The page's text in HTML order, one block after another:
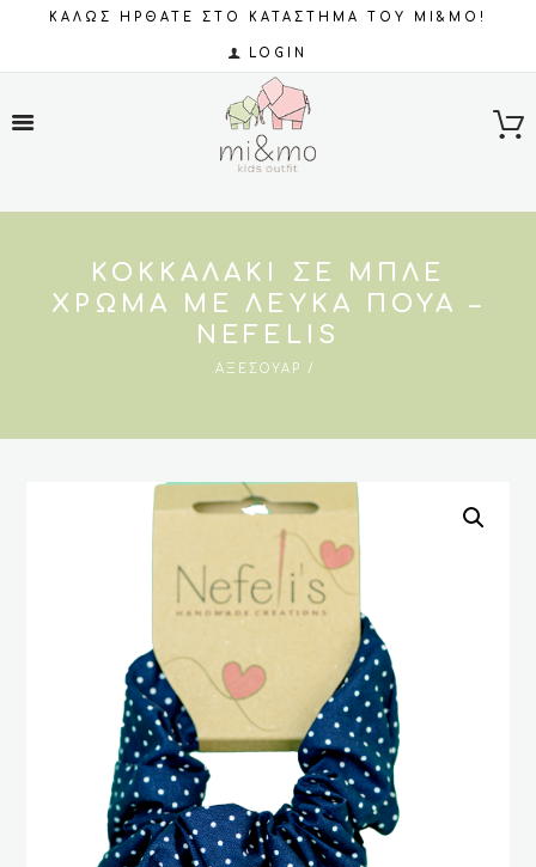
ΚΑΛΩΣ ΗΡΘΑΤΕ ΣΤΟ ΚΑΤΑΣΤΗΜΑ ΤΟΥ MI&MO!
LOGIN
ΚΟΚΚΑΛΆΚΙ ΣΕ ΜΠΛΈ
ΧΡΏΜΑ ΜΕ ΛΕΥΚΆ ΠΟΥΆ –
NEFELIS
ΑΞΕΣΟΥΆΡ